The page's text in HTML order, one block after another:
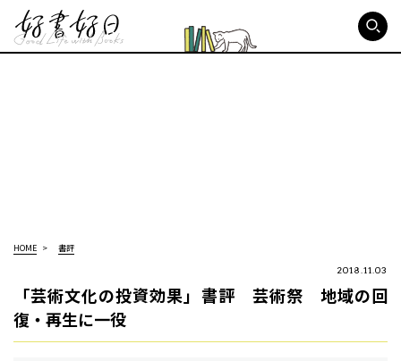
HOME 書評
2018.11.03
「芸術文化の投資効果」書評 芸術祭 地域の回
復・再生に一役